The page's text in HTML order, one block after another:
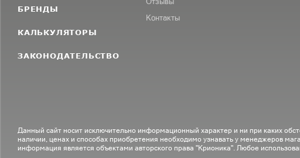
БРЕНДЫ
КАЛЬКУЛЯТОРЫ
ЗАКОНОДАТЕЛЬСТВО
Контакты
Данный сайт носит исключительно информационный характер и ни при каких
наличии, ценах и способах приобретения необходимо узнавать у менеджеров
информация является объектами авторского права "Крионика". Любое